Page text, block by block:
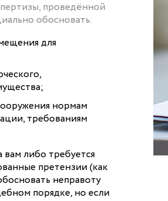
проведённой
обосновать:
для
нормам
требованиям
вам либо требуется
претензии (как
неправоту
порядке, но если